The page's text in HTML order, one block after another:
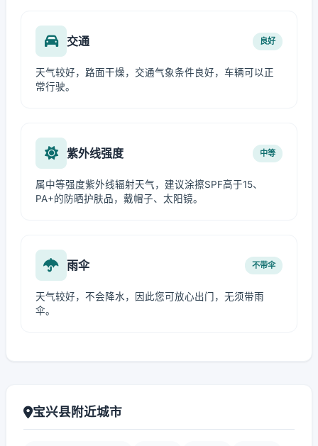
交通 良好
天气较好，路面干燥，交通气象条件良好，车辆可以正
常行驶。
紫外线强度 中等
属中等强度紫外线辐射天气，建议涂擦SPF高于15、
PA+的防晒护肤品，戴帽子、太阳镜。
雨伞 不带伞
天气较好，不会降水，因此您可放心出门，无须带雨
伞。
宝兴县附近城市